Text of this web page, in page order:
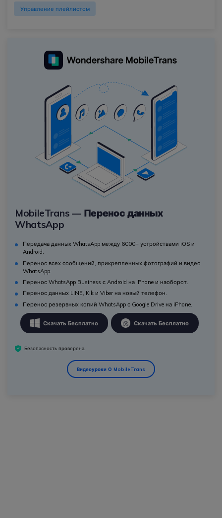
Управление плейлистом
MobileTrans — Перенос данных
WhatsApp
Передача данных WhatsApp между 6000+ устройствами iOS и
Android.
Перенос всех сообщений, прикрепленных фотографий и видео
WhatsApp.
Перенос WhatsApp Business с Android на iPhone и наоборот.
Перенос данных LINE, Kik и Viber на новый телефон.
Перенос резервных копий WhatsApp с Google Drive на iPhone.
Скачать Бесплатно Скачать Бесплатно
Безопасность проверена.
Видеоуроки О MobileTrans